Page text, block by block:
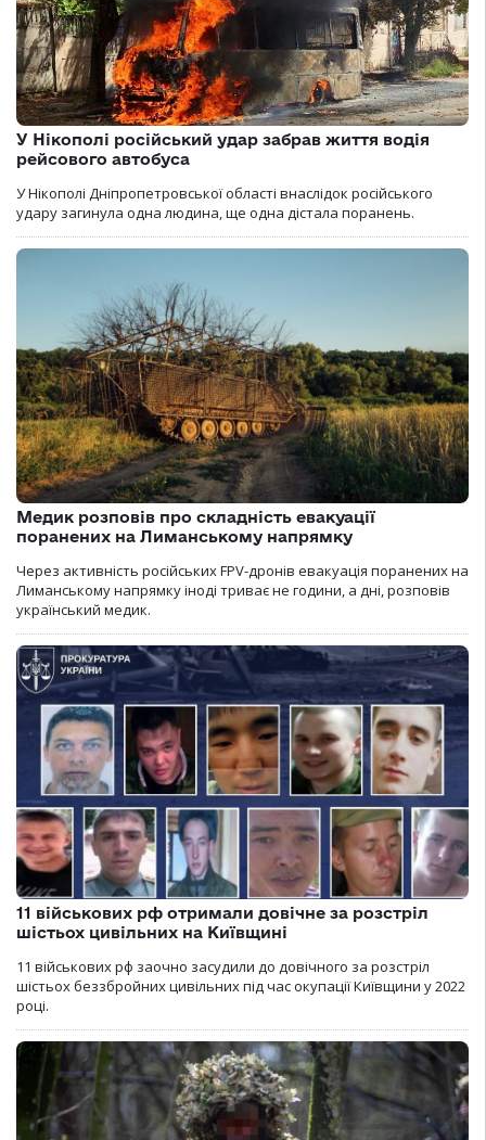
У Нікополі російський удар забрав життя водія
рейсового автобуса
У Нікополі Дніпропетровської області внаслідок російського
удару загинула одна людина, ще одна дістала поранень.
Медик розповів про складність евакуації
поранених на Лиманському напрямку
Через активність російських FPV-дронів евакуація поранених на
Лиманському напрямку іноді триває не години, а дні, розповів
український медик.
11 військових рф отримали довічне за розстріл
шістьох цивільних на Київщині
11 військових рф заочно засудили до довічного за розстріл
шістьох беззбройних цивільних під час окупації Київщини у 2022
році.